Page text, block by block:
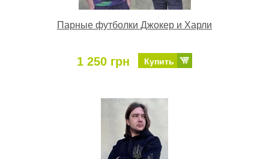
Парные футболки Джокер и Харли
1 250 грн Купить